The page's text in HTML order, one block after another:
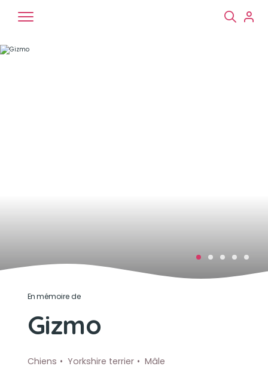
En mémoire de
Gizmo
Chiens Yorkshire terrier
Mâle